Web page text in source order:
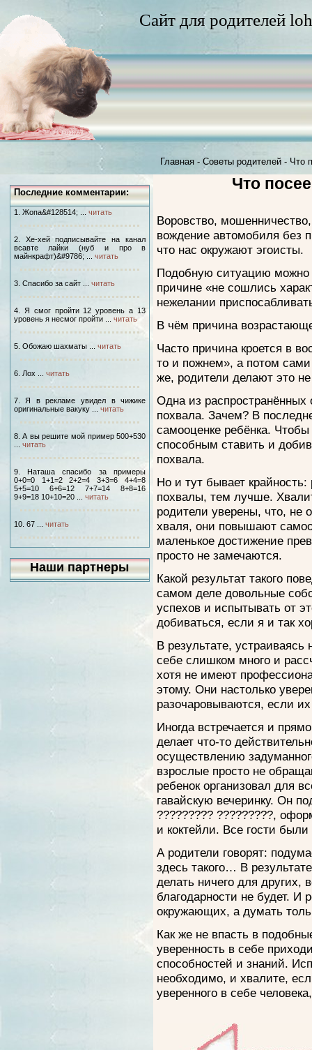
Сайт для родителей
Главная - Советы родителей - Что
Последние комментарии:
1. Жопа&#128514; ... читать
2. Хе-хей подписывайте на канал
всавте лайки (нуб и про в
майнкрафт)&#9786; ... читать
3. Спасибо за сайт ... читать
4. Я смог пройти 12 уровень а 13
уровень я несмог пройти ... читать
5. Обожаю шахматы ... читать
6. Лох ... читать
7. Я в рекламе увидел в чижике
оригинальные вакуку ... читать
8. А вы решите мой пример 500+530
читать
9. Наташа спасибо за примеры
0+0=0 1+1=2 2+2=4 3+3=6 4+4=8
5+5=10 6+6=12 7+7=14 8+8=16
9+9=18 10+10=20 ... читать
10. 67 ... читать
Наши партнеры
Что
Воровство,
вождение автомобиля без
что нас окружают эгоисты.
Подобную ситуацию можно
причине «не сошлись
нежелании
В чём причина
Часто причина кроется в
то и пожнем», а потом
же, родители делают это
Одна из
похвала. Зачем? В
самооценке ребёнка.
способным ставить и
похвала.
Но и тут бывает
похвалы, тем лучше.
родители уверены, что, не
хваля, они повышают
маленькое достижение
просто не замечаются.
Какой результат такого
самом деле довольные
успехов и испытывать от
добиваться, если я и так
В результате,
себе слишком много и
хотя не имеют
этому. Они настолько
разочаровываются, если
Иногда встречается и
делает что-то
осуществлению
взрослые просто не
ребенок организовал для
гавайскую вечеринку. Он
????????? ?????????,
и коктейли. Все гости
А родители говорят:
здесь такого… В
делать ничего для других,
благодарности не будет.
окружающих, а думать
Как же не впасть в
уверенность в себе
способностей и знаний.
необходимо, и хвалите,
уверенного в себе